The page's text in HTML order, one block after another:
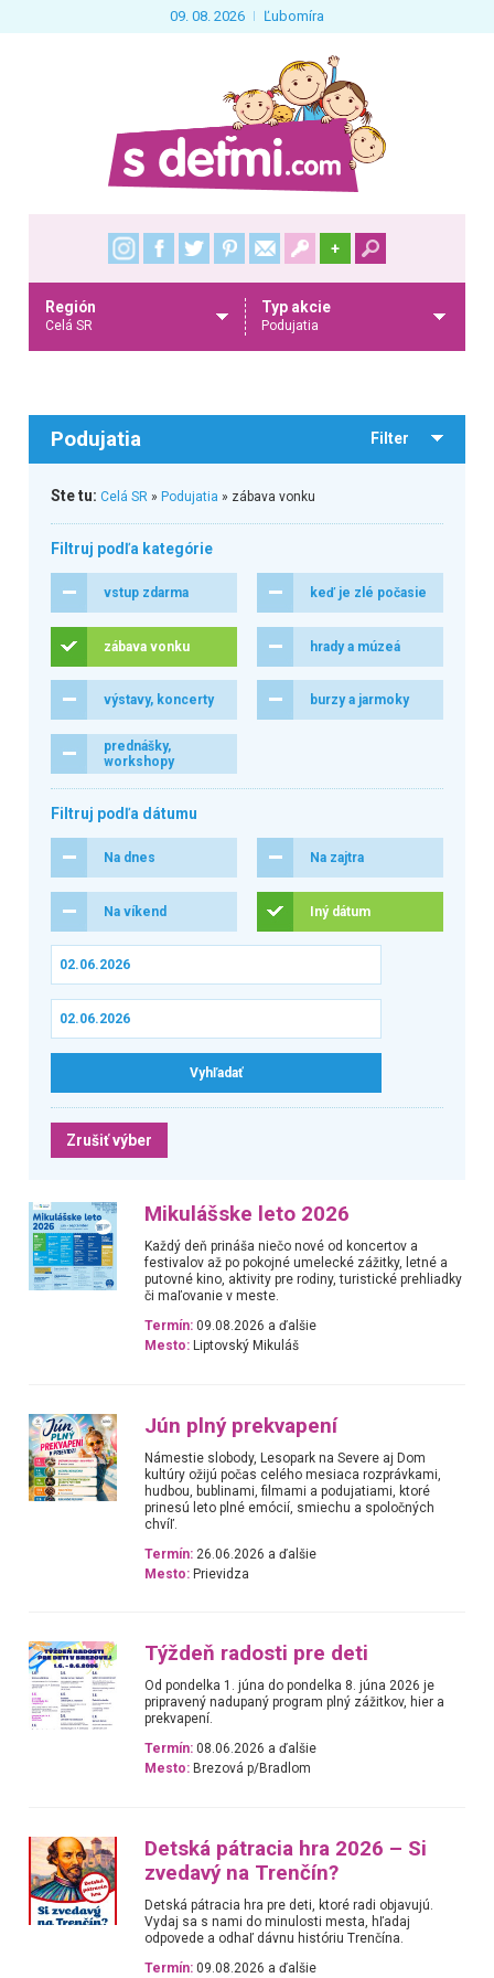
09. 08. 2026 Ľubomíra
+
Región
Celá SR
Typ akcie
Podujatia
Podujatia Filter
Ste tu: Celá SR» Podujatia » zábava vonku
Filtruj podľa kategórie
vstup zdarma keď je zlé počasie
zábava vonku hrady a múzeá
výstavy, koncerty burzy a jarmoky
prednášky,
workshopy
Filtruj podľa dátumu
Na dnes Na zajtra
Na víkend Iný dátum
Zrušiť výber
Mikulášske leto 2026
Každý deň prináša niečo nové od koncertov a
festivalov až po pokojné umelecké zážitky, letné a
putovné kino, aktivity pre rodiny, turistické prehliadky
či maľovanie v meste.
Termín: 09.08.2026 a ďalšie
Mesto: Liptovský Mikuláš
Jún plný prekvapení
Námestie slobody, Lesopark na Severe aj Dom
kultúry ožijú počas celého mesiaca rozprávkami,
hudbou, bublinami, filmami a podujatiami, ktoré
prinesú leto plné emócií, smiechu a spoločných
chvíľ.
Termín: 26.06.2026 a ďalšie
Mesto: Prievidza
Týždeň radosti pre deti
Od pondelka 1. júna do pondelka 8. júna 2026 je
pripravený nadupaný program plný zážitkov, hier a
prekvapení.
Termín: 08.06.2026 a ďalšie
Mesto: Brezová p/Bradlom
Detská pátracia hra 2026 – Si
zvedavý na Trenčín?
Detská pátracia hra pre deti, ktoré radi objavujú.
Vydaj sa s nami do minulosti mesta, hľadaj
odpovede a odhaľ dávnu históriu Trenčína.
Termín: 09.08.2026 a ďalšie